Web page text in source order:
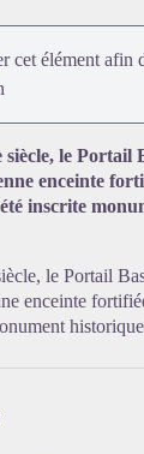
cet élément afin
le Portail
enceinte
inscrite
le Portail
enceinte